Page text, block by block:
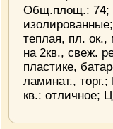
Общ.площ.: 74;
теплая, пл.
на 2кв., свеж.
пластике,
ламинат.,
кв.: отличное;